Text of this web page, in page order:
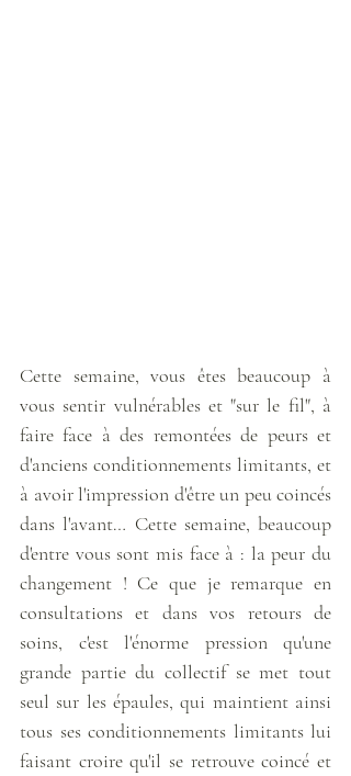
Cette semaine, vous êtes beaucoup à
vous sentir vulnérables et "sur le fil", à
faire face à des remontées de peurs et
d'anciens conditionnements limitants, et
à avoir l'impression d'être un peu coincés
dans l'avant… Cette semaine, beaucoup
d'entre vous sont mis face à : la peur du
changement ! Ce que je remarque en
consultations et dans vos retours de
soins, c'est l'énorme pression qu'une
grande partie du collectif se met tout
seul sur les épaules, qui maintient ainsi
tous ses conditionnements limitants lui
faisant croire qu'il se retrouve coincé et